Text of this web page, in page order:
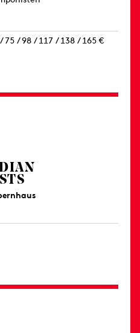
75 / 98 / 117 / 138 / 165 €